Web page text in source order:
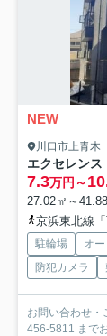
NEW
川口市上青木
エクセレン
7.3万円～
27.02㎡～
京浜東北線「西
駐輪場 オ
防犯カメラ
お問い合わせ・
456-5811 まで